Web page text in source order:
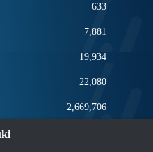
633
7,881
19,934
22,080
2,669,706